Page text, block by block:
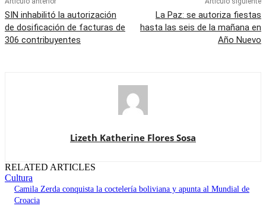
SIN inhabilitó la autorización
de dosificación de facturas de
306 contribuyentes
La Paz: se autoriza fiestas
hasta las seis de la mañana en
Año Nuevo
Lizeth Katherine Flores Sosa
RELATED ARTICLES
Cultura
Camila Zerda conquista la coctelería boliviana y apunta al Mundial de
Croacia